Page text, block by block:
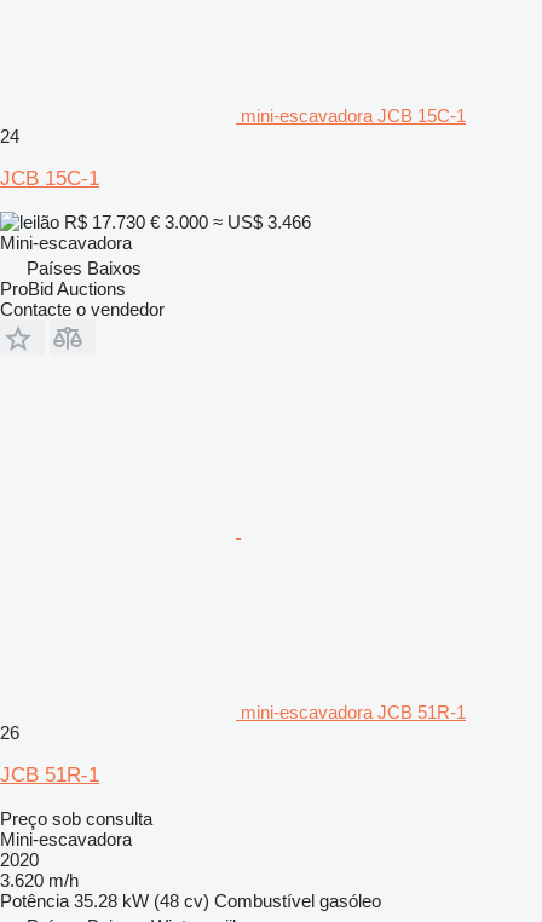
mini-escavadora JCB 15C-1
24
JCB 15C-1
R$ 17.730 € 3.000 ≈ US$ 3.466
Mini-escavadora
Países Baixos
ProBid Auctions
Contacte o vendedor
mini-escavadora JCB 51R-1
26
JCB 51R-1
Preço sob consulta
Mini-escavadora
2020
3.620 m/h
Potência 35.28 kW (48 cv) Combustível gasóleo